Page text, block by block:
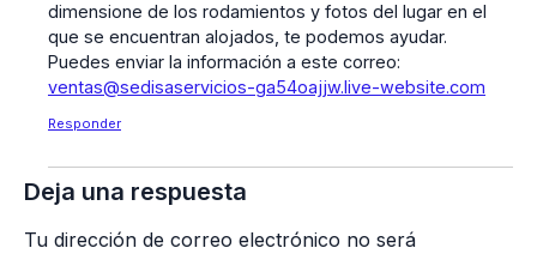
dimensione de los rodamientos y fotos del lugar en el
que se encuentran alojados, te podemos ayudar.
Puedes enviar la información a este correo:
ventas@sedisaservicios-ga54oajjw.live-website.com
Responder
Deja una respuesta
Tu dirección de correo electrónico no será